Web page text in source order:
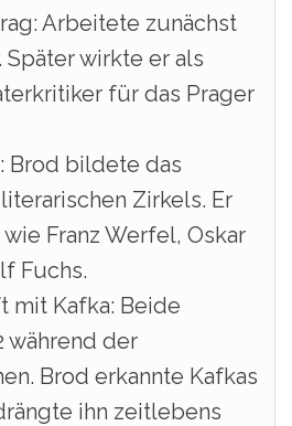
Arbeitete zunächst
Später wirkte er als
für das Prager
Brod bildete das
Zirkels. Er
Franz Werfel, Oskar
Fuchs.
mit Kafka: Beide
während der
Brod erkannte Kafkas
ihn zeitlebens